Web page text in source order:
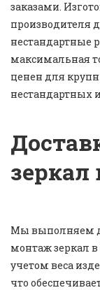
заказами.
производителя
нестандартные
максимальная
ценен для
нестандартных
зеркал
Мы выполняем
монтаж зеркал в
учетом веса
что